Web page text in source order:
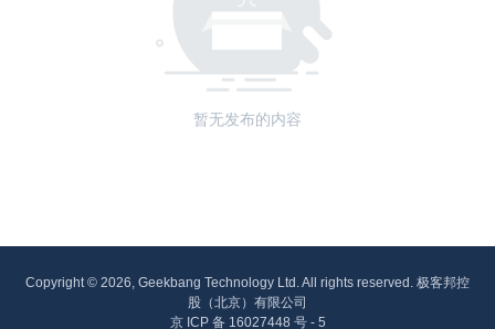
暂无发布的内容
Copyright © 2026, Geekbang Technology Ltd. All rights reserved. 极客邦控
股（北京）有限公司
京 ICP 备 16027448 号 - 5